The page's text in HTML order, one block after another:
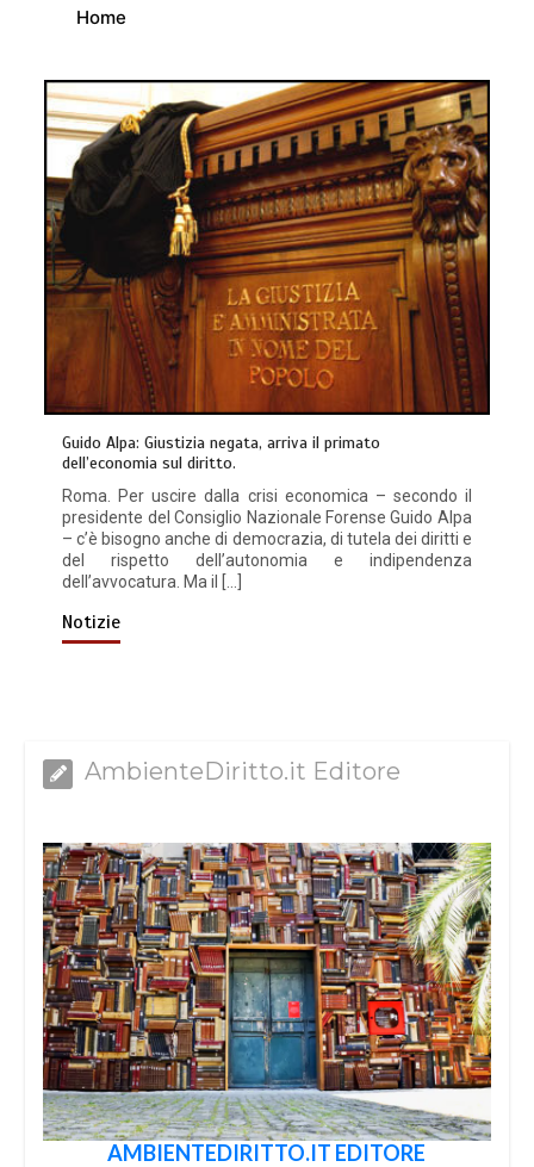
Home
Guido Alpa: Giustizia negata, arriva il primato
dell’economia sul diritto.
Roma. Per uscire dalla crisi economica – secondo il
presidente del Consiglio Nazionale Forense Guido Alpa
– c’è bisogno anche di democrazia, di tutela dei diritti e
del rispetto dell’autonomia e indipendenza
dell’avvocatura. Ma il […]
Notizie
AmbienteDiritto.it Editore
AMBIENTEDIRITTO.IT EDITORE